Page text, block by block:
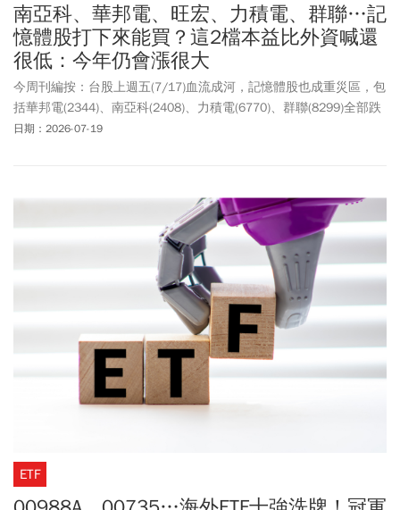
南亞科、華邦電、旺宏、力積電、群聯…記
憶體股打下來能買？這2檔本益比外資喊還
很低：今年仍會漲很大
今周刊編按：台股上週五(7/17)血流成河，記憶體股也成重災區，包
括華邦電(2344)、南亞科(2408)、力積電(6770)、群聯(8299)全部跌
停鎖死，而旺宏(2337)跌幅也高達8.42%、創見(2451)約7%。究竟記
廠商年增表現，南亞科暴增621%、創見大增382%、群聯成長
301%，美銀分析指出，從2026會計年度預估估值來看，記憶體廠商
目前本益比普遍仍處於相對偏低水準，但獲利能力相當突出，其
中，DRAM 廠商南亞科預估本益比僅7倍、群聯更僅約 5.5 倍。股價
表現方面，今年以來記憶體族群領漲半導體產業，NAND概念股整體
漲幅優於DRAM，記憶體族群出現一波明顯回檔，主因市場開始擔憂
企業財報表現恐不如預期，但若從全年來看，多數個股仍維持可觀
日期：2026-07-19
ETF